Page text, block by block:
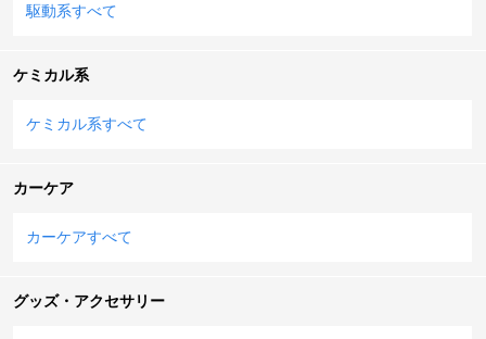
駆動系すべて
ケミカル系
ケミカル系すべて
カーケア
カーケアすべて
グッズ・アクセサリー